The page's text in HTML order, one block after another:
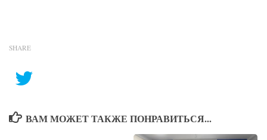
SHARE
ВАМ МОЖЕТ ТАКЖЕ ПОНРАВИТЬСЯ...